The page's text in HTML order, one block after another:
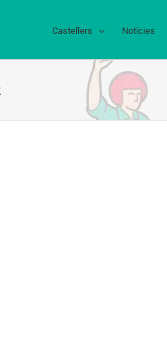
Castellers Notícies